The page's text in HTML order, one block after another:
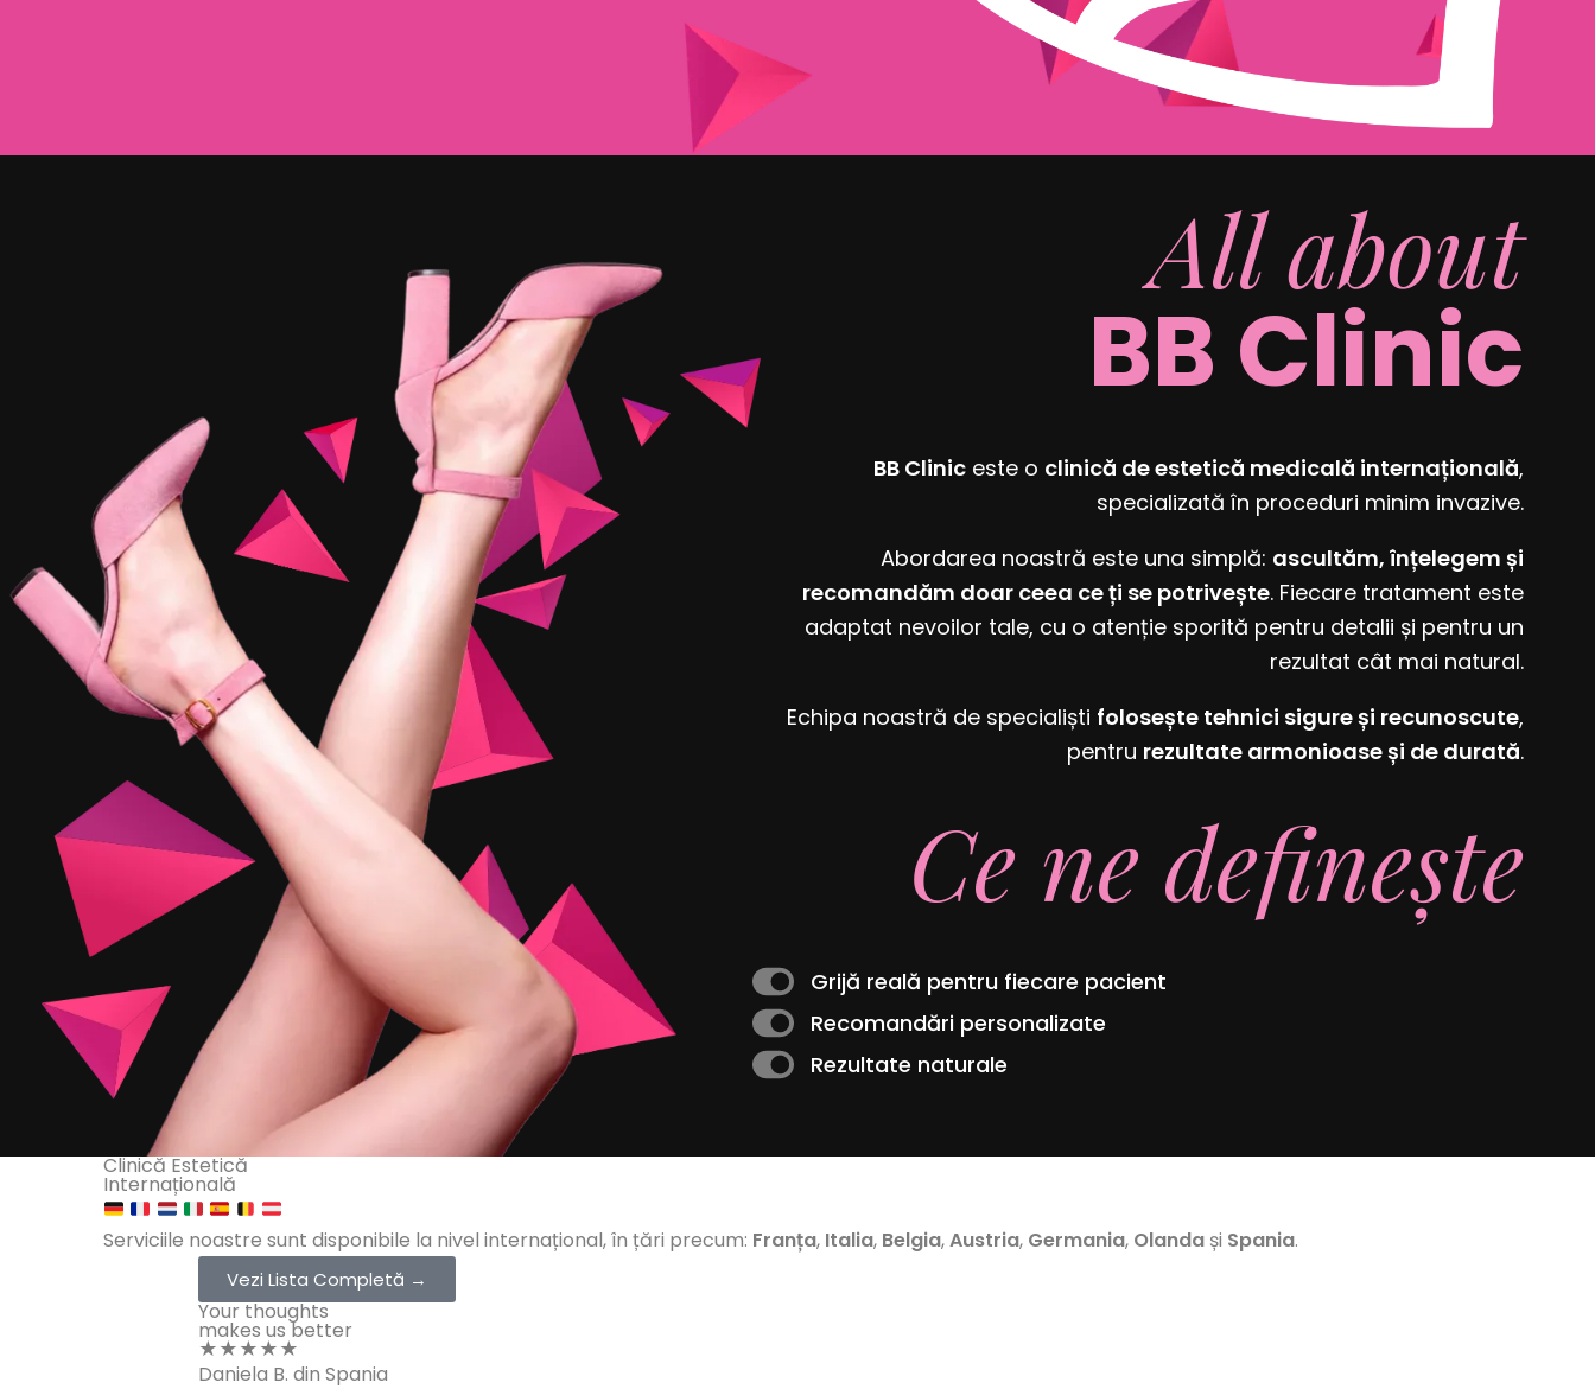
All about
BB Clinic
BB Clinic este o clinică de estetică medicală internațională,
specializată în proceduri minim invazive.
Abordarea noastră este una simplă: ascultăm, înțelegem și
recomandăm doar ceea ce ți se potrivește. Fiecare tratament este
adaptat nevoilor tale, cu o atenție sporită pentru detalii și pentru un
rezultat cât mai natural.
Echipa noastră de specialiști folosește tehnici sigure și recunoscute,
pentru rezultate armonioase și de durată.
Ce ne definește
Grijă reală pentru fiecare pacient
Recomandări personalizate
Rezultate naturale
Clinică Estetică
Internațională
Serviciile noastre sunt disponibile la nivel internațional, în țări precum: Franța, Italia, Belgia,Austria, Germania, Olanda și Spania.
Vezi Lista Completă →
Your thoughts
makes us better
★★★★★
Daniela B. din Spania